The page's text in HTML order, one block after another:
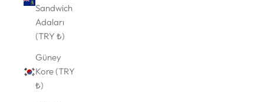
Sandwich
Adaları
(TRY ₺)
Güney
Kore (TRY
₺)